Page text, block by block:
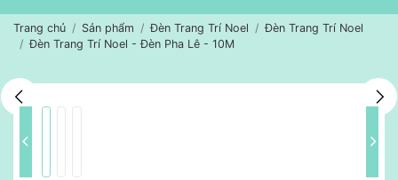
Trang chủ Sản phẩm Đèn Trang Trí Noel
Đèn Trang Trí Noel
Đèn Trang Trí Noel - Đèn Pha Lê - 10M